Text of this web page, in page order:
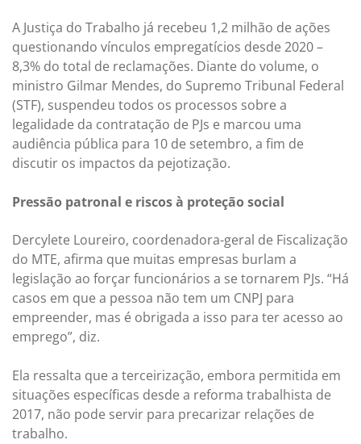
A Justiça do Trabalho já recebeu 1,2 milhão de ações
questionando vínculos empregatícios desde 2020 –
8,3% do total de reclamações. Diante do volume, o
ministro Gilmar Mendes, do Supremo Tribunal Federal
(STF), suspendeu todos os processos sobre a
legalidade da contratação de PJs e marcou uma
audiência pública para 10 de setembro, a fim de
discutir os impactos da pejotização.
Pressão patronal e riscos à proteção social
Dercylete Loureiro, coordenadora-geral de Fiscalização
do MTE, afirma que muitas empresas burlam a
legislação ao forçar funcionários a se tornarem PJs. “Há
casos em que a pessoa não tem um CNPJ para
empreender, mas é obrigada a isso para ter acesso ao
emprego”, diz.
Ela ressalta que a terceirização, embora permitida em
situações específicas desde a reforma trabalhista de
2017, não pode servir para precarizar relações de
trabalho.